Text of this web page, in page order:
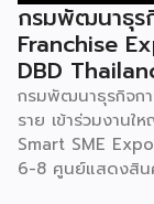
กรมพัฒนาธุร
Franchise
DBD
กรมพัฒนาธุรกิจก
ราย เข้าร่วมงาน
Smart SME
6-8 ศูนย์แสดงสิน